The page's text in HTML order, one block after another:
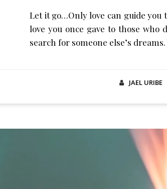
Let it go…Only love can guide
love you once gave to those who
search for someone else’s
JAEL URIBE